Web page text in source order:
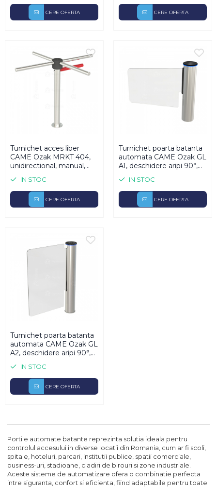
Lampi Semnalizare
Module de Comanda
CERE OFERTA CERE OFERTA
Turnichet acces liber
CAME Ozak MRKT 404,
unidirectional, manual,
IN STOC
CERE OFERTA
Turnichet poarta batanta
automata CAME Ozak GL
A1, deschidere aripi 90°,
DC cu ajustari de cuplu și
viteza
IN STOC
CERE OFERTA
Turnichet poarta batanta
automata CAME Ozak GL
A2, deschidere aripi 90°,
DC cu ajustari de cuplu și
viteza
IN STOC
CERE OFERTA
Portile automate batante reprezinta solutia ideala pentru
controlul accesului in diverse locatii din Romania, cum ar fi scoli,
spitale, hoteluri, parcari, institutii publice, spatii comerciale,
business-uri, stadioane, cladiri de birouri si zone industriale.
Aceste sisteme de automatizare ofera o combinatie perfecta
intre siguranta, confort si eficienta, fiind adaptabile pentru toate